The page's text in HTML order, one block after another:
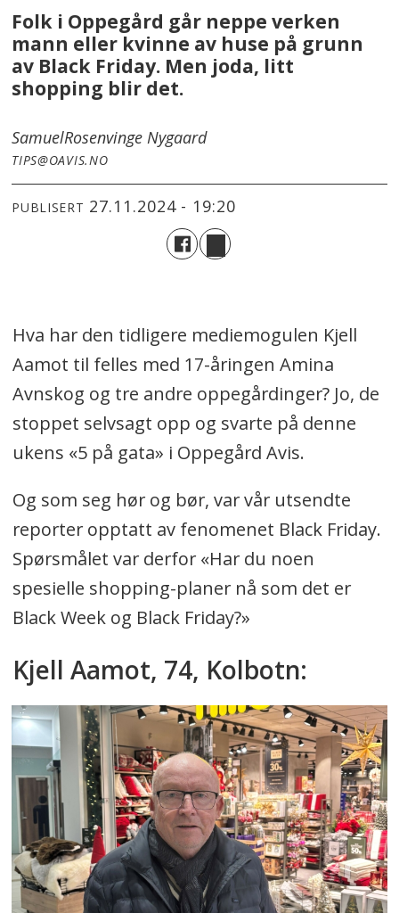
Folk i Oppegård går neppe verken
mann eller kvinne av huse på grunn
av Black Friday. Men joda, litt
shopping blir det.
SamuelRosenvinge Nygaard
TIPS@OAVIS.NO
PUBLISERT 27.11.2024 - 19:20
Hva har den tidligere mediemogulen Kjell
Aamot til felles med 17-åringen Amina
Avnskog og tre andre oppegårdinger? Jo, de
stoppet selvsagt opp og svarte på denne
ukens «5 på gata» i Oppegård Avis.
Og som seg hør og bør, var vår utsendte
reporter opptatt av fenomenet Black Friday.
Spørsmålet var derfor «Har du noen
spesielle shopping-planer nå som det er
Black Week og Black Friday?»
Kjell Aamot, 74, Kolbotn: